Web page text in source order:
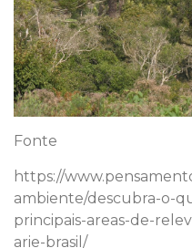
Fonte
https://
ambiente/descubra-o-
principais-areas-de-
arie-brasil/